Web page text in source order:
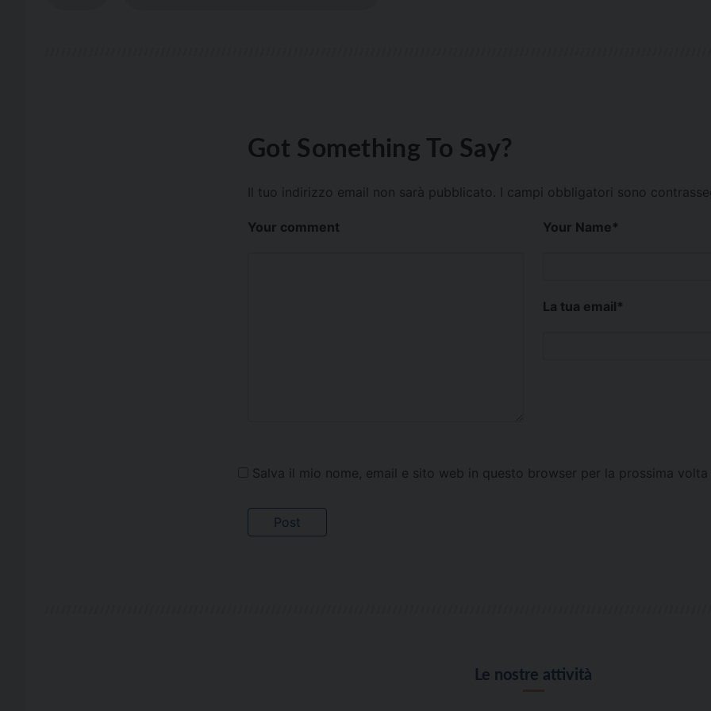
Got Something To Say?
Il tuo indirizzo email non sarà pubblicato. I campi obbligatori sono
Your comment Your Name*
La tua email*
Salva il mio nome, email e sito web in questo browser per la prossima
Le nostre attività